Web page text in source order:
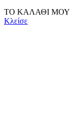
ΤΟ ΚΑΛΑΘΙ ΜΟΥ
Κλείσε